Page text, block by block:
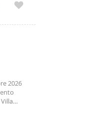
2026